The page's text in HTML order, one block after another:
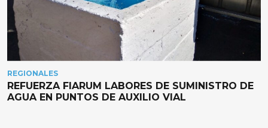
REGIONALES
REFUERZA FIARUM LABORES DE SUMINISTRO DE
AGUA EN PUNTOS DE AUXILIO VIAL